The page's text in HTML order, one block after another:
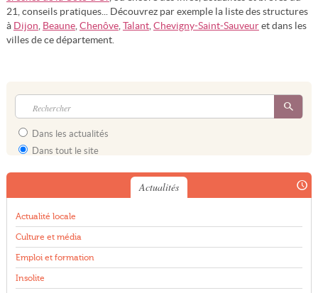
21, conseils pratiques... Découvrez par exemple la liste des structures
à Dijon, Beaune, Chenôve, Talant, Chevigny-Saint-Sauveuret dans les
villes de ce département.
Dans les actualités
Dans tout le site
Actualités
Actualité locale
Culture et média
Emploi et formation
Insolite